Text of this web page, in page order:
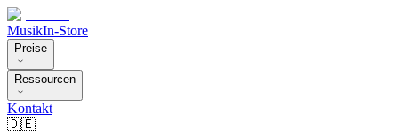
MusikIn-Store
Preise
Ressourcen
Kontakt
🇩🇪